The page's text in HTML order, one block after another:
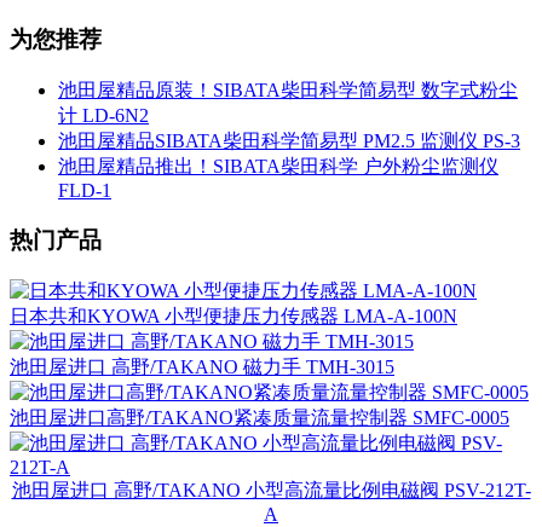
为您推荐
池田屋精品原装！SIBATA柴田科学简易型 数字式粉尘
计 LD-6N2
池田屋精品SIBATA柴田科学简易型 PM2.5 监测仪 PS-3
池田屋精品推出！SIBATA柴田科学 户外粉尘监测仪
FLD-1
热门产品
日本共和KYOWA 小型便捷压力传感器 LMA-A-100N
池田屋进口 高野/TAKANO 磁力手 TMH-3015
池田屋进口高野/TAKANO紧凑质量流量控制器 SMFC-0005
池田屋进口 高野/TAKANO 小型高流量比例电磁阀 PSV-212T-
A